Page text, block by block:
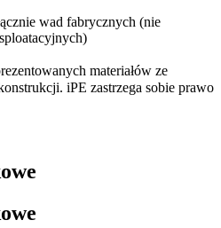
wad fabrycznych (nie
materiałów ze
iPE zastrzega sobie prawo